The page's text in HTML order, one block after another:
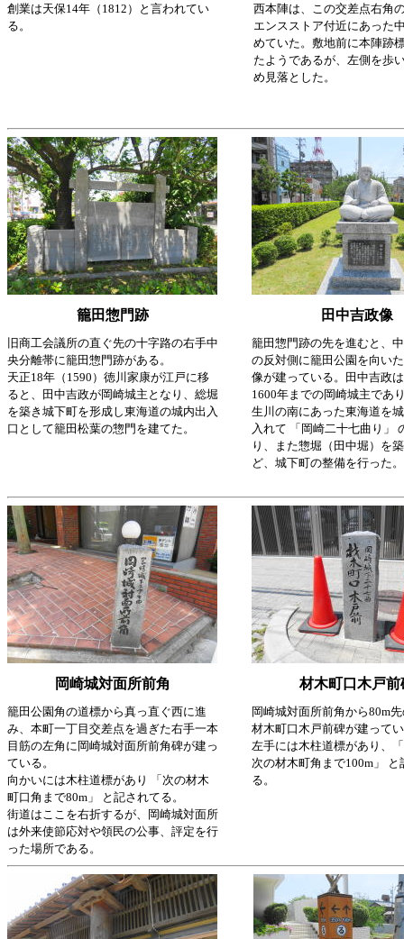
創業は天保14年（1812）と言われてい
る。
西本陣は、この交差点右角
エンスストア付近にあった
めていた。敷地前に本陣跡
たようであるが、左側を歩
め見落とした。
籠田惣門跡 田中吉政像
旧商工会議所の直ぐ先の十字路の右手中
央分離帯に籠田惣門跡がある。
天正18年（1590）徳川家康が江戸に移
ると、田中吉政が岡崎城主となり、総堀
を築き城下町を形成し東海道の城内出入
口として籠田松葉の惣門を建てた。
籠田惣門跡の先を進むと、
の反対側に籠田公園を向い
像が建っている。田中吉政
1600年までの岡崎城主であ
生川の南にあった東海道を
入れて 「岡崎二十七曲り」
り、また惣堀（田中堀）を
ど、城下町の整備を行った。
岡崎城対面所前角 材木町口木戸前
籠田公園角の道標から真っ直ぐ西に進
み、本町一丁目交差点を過ぎた右手一本
目筋の左角に岡崎城対面所前角碑が建っ
ている。
向かいには木柱道標があり 「次の材木
町口角まで80m」 と記されてる。
街道はここを右折するが、岡崎城対面所
は外来使節応対や領民の公事、評定を行
った場所である。
岡崎城対面所前角から80m
材木町口木戸前碑が建って
左手には木柱道標があり、
次の材木町角まで100m」 と
る。